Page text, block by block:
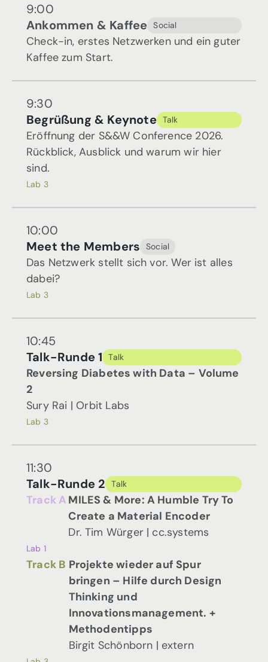
9:00
Ankommen & Kaffee
Social
Check-in, erstes Netzwerken und ein guter
Kaffee zum Start.
9:30
Begrüßung & Keynote
Talk
Eröffnung der S&&W Conference 2026.
Rückblick, Ausblick und warum wir hier
sind.
Lab 3
10:00
Meet the Members
Social
Das Netzwerk stellt sich vor. Wer ist alles
dabei?
Lab 3
10:45
Talk-Runde 1 Talk
Reversing Diabetes with Data – Volume
2
Sury Rai | Orbit Labs
Lab 3
11:30
Talk-Runde 2 Talk
Track A MILES & More: A Humble Try To
Create a Material Encoder
Dr. Tim Würger | cc.systems
Lab 1
Track B Projekte wieder auf Spur
bringen – Hilfe durch Design
Thinking und
Innovationsmanagement. +
Methodentipps
Birgit Schönborn | extern